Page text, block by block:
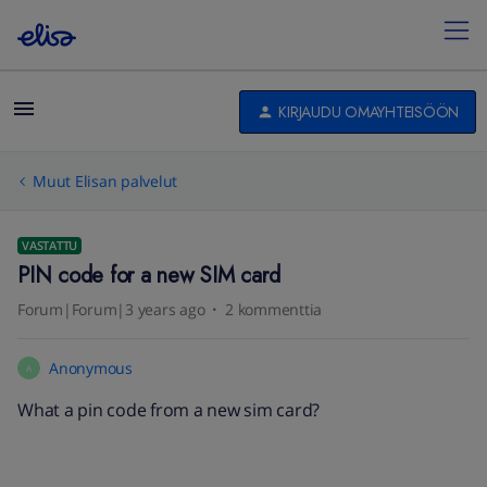
KIRJAUDU OMAYHTEISÖÖN
Muut Elisan palvelut
VASTATTU
PIN code for a new SIM card
Forum|Forum|3 years ago 2 kommenttia
A Anonymous
What a pin code from a new sim card?